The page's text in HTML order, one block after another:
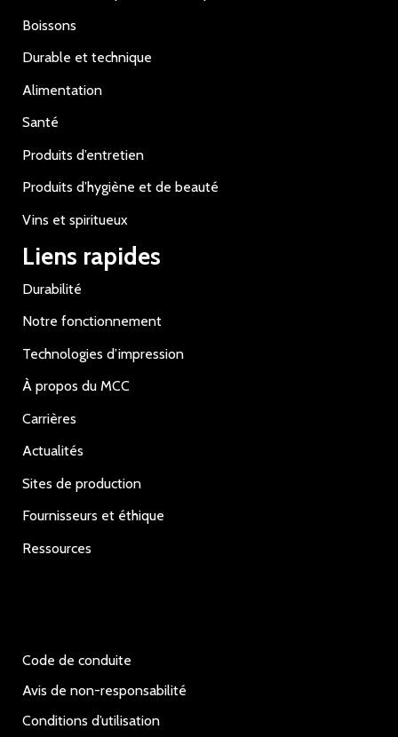
Boissons
Durable et technique
Alimentation
Santé
Produits d’entretien
Produits d’hygiène et de beauté
Vins et spiritueux
Liens rapides
Durabilité
Notre fonctionnement
Technologies d’impression
À propos du MCC
Carrières
Actualités
Sites de production
Fournisseurs et éthique
Ressources
Code de conduite
Avis de non-responsabilité
Conditions d’utilisation